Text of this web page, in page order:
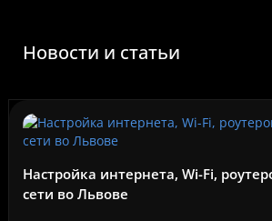
Новости и статьи
Настройка интернета, Wi-Fi,
сети во Львове